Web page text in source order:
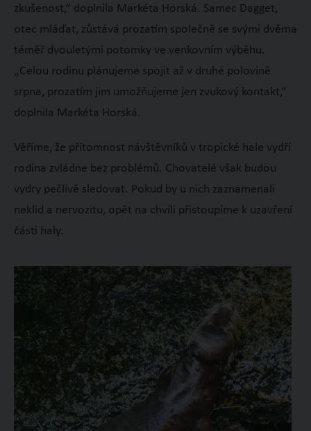
zkušenost,“ doplnila Markéta Horská. Samec Dagget,
otec mláďat, zůstává prozatím společně se svými dvěma
téměř dvouletými potomky ve venkovním výběhu.
„Celou rodinu plánujeme spojit až v druhé polovině
srpna, prozatím jim umožňujeme jen zvukový kontakt,“
doplnila Markéta Horská.
Věříme, že přítomnost návštěvníků v tropické hale vydří
rodina zvládne bez problémů. Chovatelé však budou
vydry pečlivě sledovat. Pokud by u nich zaznamenali
neklid a nervozitu, opět na chvíli přistoupíme k uzavření
části haly.